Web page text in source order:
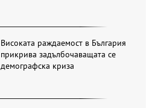
Високата раждаемост в България
прикрива задълбочаващата се
демографска криза